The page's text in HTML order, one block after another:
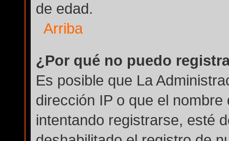
de edad.
Arriba
¿Por qué no puedo
Es posible que La
dirección IP o que el
intentando registrarse, esté